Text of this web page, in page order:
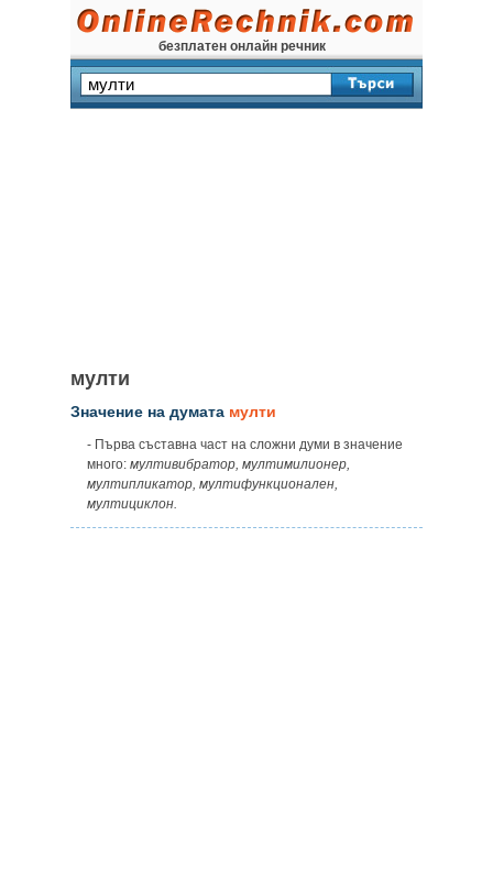
безплатен онлайн речник
мулти
Значение на думата мулти
- Първа съставна част на сложни думи в значение
много: мултивибратор, мултимилионер,
мултипликатор, мултифункционален,
мултициклон.